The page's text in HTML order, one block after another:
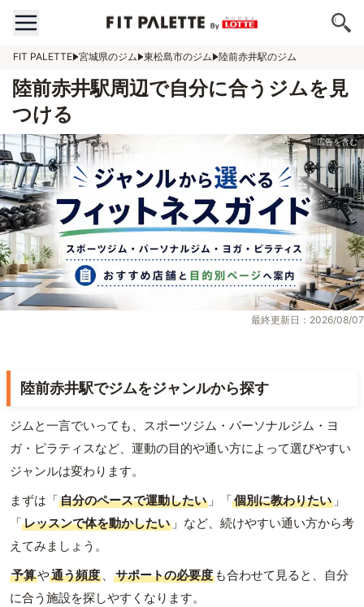
FIT PALETTE 宮城県のジム 東松島市のジム 陸前赤井駅のジム
陸前赤井駅周辺で自分に合うジムを見
つける
最終更新日：2026/08/07
陸前赤井駅でジムをジャンルから探す
ジムと一言でいっても、スポーツジム・パーソナルジム・ヨ
ガ・ピラティスなど、運動の目的や通い方によって選びやすい
ジャンルは変わります。
まずは「自分のペースで運動したい 」「個別に教わりたい 」
「レッスンで体を動かしたい 」など、続けやすい通い方から考
えてみましょう。
予算や通う頻度 、 サポートの必要度 も合わせて見ると、自分
に合う施設を探しやすくなります。